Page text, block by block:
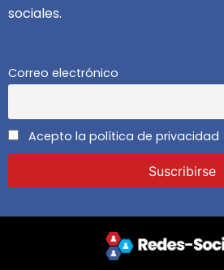
sociales.
Correo electrónico
Acepto la política de privacidad